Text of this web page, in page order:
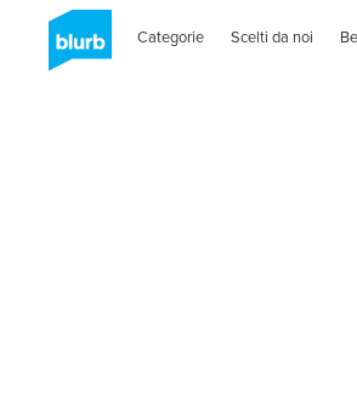
Categorie Scelti da noi